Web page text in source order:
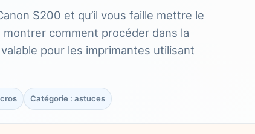
S200 et qu’il vous faille mettre le
comment procéder dans la
pour les imprimantes utilisant
Catégorie : astuces